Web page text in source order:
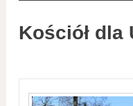
Kościół dla